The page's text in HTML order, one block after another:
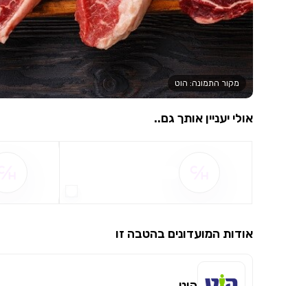
מקור התמונה: הוט
אולי יעניין אותך גם..
אודות המועדונים בהטבה זו